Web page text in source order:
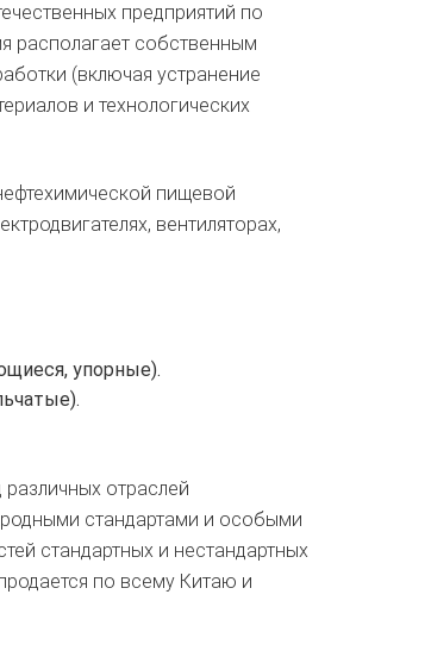
предприятий по
располагает собственным
(включая устранение
и технологических
пищевой
вентиляторах,
упорные).
отраслей
стандартами и особыми
стандартных и нестандартных
по всему Китаю и